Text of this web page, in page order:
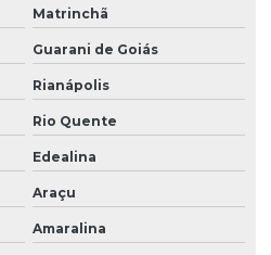
Matrinchã
Guarani de Goiás
Rianápolis
Rio Quente
Edealina
Araçu
Amaralina